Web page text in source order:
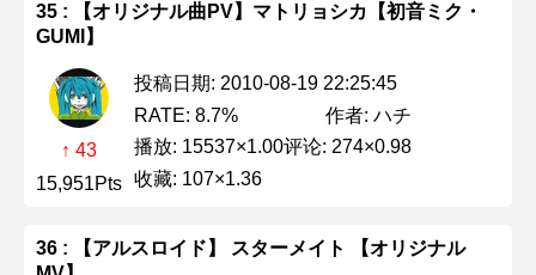
35 : 【オリジナル曲PV】マトリョシカ【初音ミク・
GUMI】
↑ 43
15,951Pts
投稿日期: 2010-08-19 22:25:45
RATE: 8.7%
作者: ハチ
播放: 15537×1.00评论: 274×0.98
收藏: 107×1.36
36 : 【アルスロイド】 スターメイト 【オリジナル